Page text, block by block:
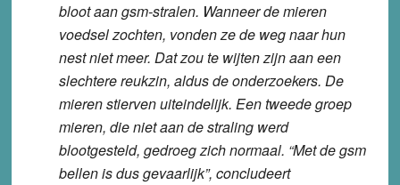
bloot aan gsm-stralen. Wanneer de mieren
voedsel zochten, vonden ze de weg naar hun
nest niet meer. Dat zou te wijten zijn aan een
slechtere reukzin, aldus de onderzoekers. De
mieren stierven uiteindelijk. Een tweede groep
mieren, die niet aan de straling werd
blootgesteld, gedroeg zich normaal. “Met de gsm
bellen is dus gevaarlijk”, concludeert